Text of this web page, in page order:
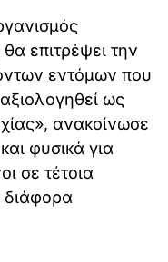
επιτρέψει την
εντόμων που
ως
ανακοίνωσε
φυσικά για
σε τέτοια
διάφορα